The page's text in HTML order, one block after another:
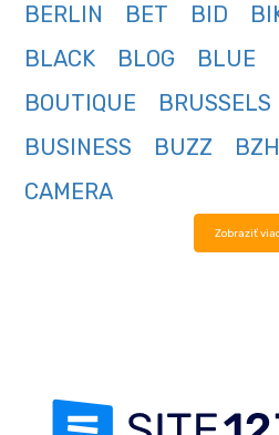
BERLIN
BET BID
BLACK
BLOG BLUE
BOUTIQUE
BRUSSELS
BUSINESS
BUZZ BZH
CAMERA
Zobraziť